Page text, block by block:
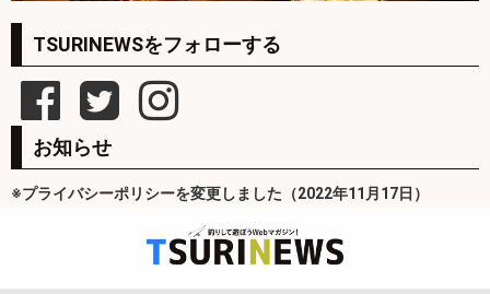
TSURINEWSをフォローする
お知らせ
※プライバシーポリシーを変更しました（2022年11月17日）